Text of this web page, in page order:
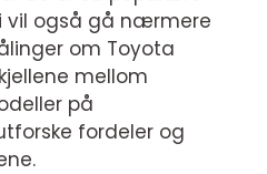
vil også gå nærmere
om Toyota
mellom
på
fordeler og